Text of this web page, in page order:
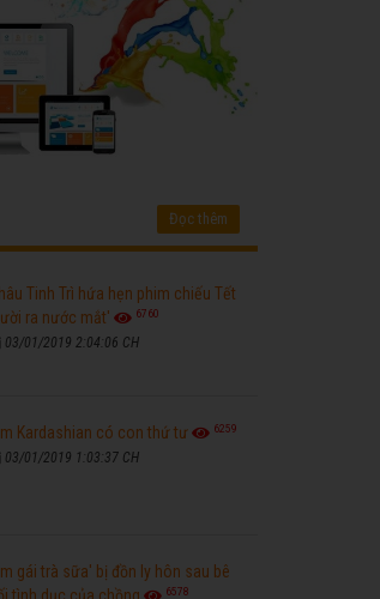
Đọc thêm
Tinh Trì hứa hẹn phim chiếu Tết
ra nước mắt'
6760
03/01/2019 2:04:06 CH
Kardashian có con thứ tư 6259
03/01/2019 1:03:37 CH
gái trà sữa' bị đồn ly hôn sau bê
6578